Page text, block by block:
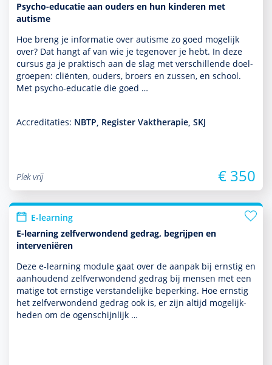
Psycho-educatie aan ouders en hun kinderen met
autisme
Hoe breng je infor­matie over autisme zo goed moge­lijk
over? Dat hangt af van wie je tegen­over je hebt. In deze
cursus ga je prak­tisch aan de slag met ver­schil­lende doel­
groepen: cliënten, ouders, broers en zussen, en school.
Met psycho-educatie die goed …
Accreditaties: NBTP, Register Vaktherapie, SKJ
Plek vrij € 350
E-learning
E-learning zelfverwondend gedrag, begrijpen en
interveniëren
Deze e-learning module gaat over de aanpak bij ernstig en
aanhoudend zelfverwondend gedrag bij mensen met een
matige tot ernstige ver­stande­lijke beper­king. Hoe ernstig
het zelfverwondend gedrag ook is, er zijn altijd moge­lijk­
heden om de ogenschijnlijk …